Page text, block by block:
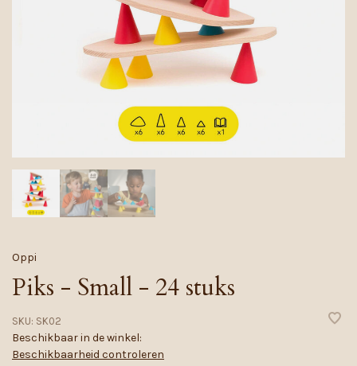
Oppi
Piks - Small - 24 stuks
SKU: SK02
Beschikbaar in de winkel:
Beschikbaarheid controleren